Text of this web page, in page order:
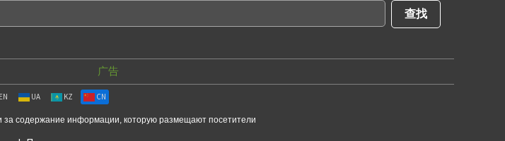
广告
EN UA KZ CN
за содержание информации, которую размещают посетители